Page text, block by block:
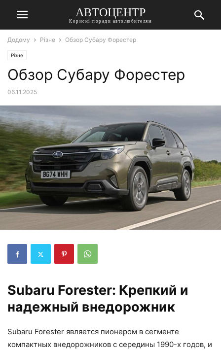
АВТОЦЕНТР
Корисні поради автолюбителям
Додому Різне Обзор Субару Форестер
Різне
Обзор Субару Форестер
06.11.2025
Subaru Forester: Крепкий и
надежный внедорожник
Subaru Forester является пионером в сегменте
компактных внедорожников с середины 1990-х годов, и